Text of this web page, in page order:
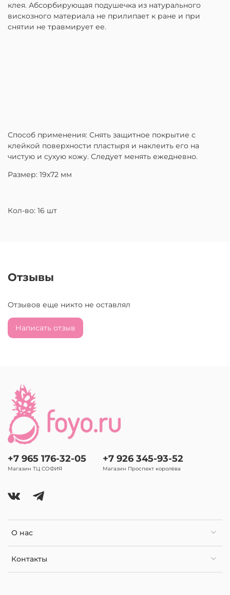
клея. Абсорбирующая подушечка из натурального
вискозного материала не прилипает к ране и при
снятии не травмирует ее.
Способ применения: Снять защитное покрытие с
клейкой поверхности пластыря и наклеить его на
чистую и сухую кожу. Следует менять ежедневно.
Размер: 19х72 мм
Кол-во: 16 шт
Отзывы
Отзывов еще никто не оставлял
Написать отзыв
О нас
Контакты
+7 965 176-32-05
Магазин ТЦ СОФИЯ
+7 926 345-93-52
Магазин Проспект королёва